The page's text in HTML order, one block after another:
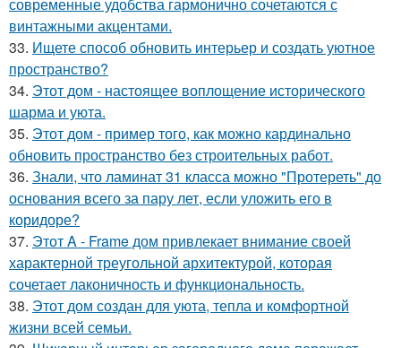
современные удобства гармонично сочетаются с
винтажными акцентами.
33. Ищете способ обновить интерьер и создать уютное
пространство?
34. Этот дом - настоящее воплощение исторического
шарма и уюта.
35. Этот дом - пример того, как можно кардинально
обновить пространство без строительных работ.
36. Знали, что ламинат 31 класса можно "Протереть" до
основания всего за пару лет, если уложить его в
коридоре?
37. Этот A - Frame дом привлекает внимание своей
характерной треугольной архитектурой, которая
сочетает лаконичность и функциональность.
38. Этот дом создан для уюта, тепла и комфортной
жизни всей семьи.